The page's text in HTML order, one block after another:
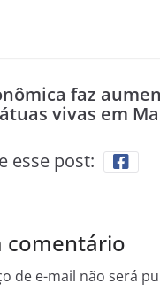
faz
vivas em
esse post:
comentário
de e-mail não será